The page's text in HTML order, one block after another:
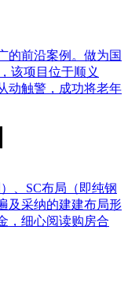
的前沿案例。做为国
该项目位于顺义
动触警，成功将老年
、SC布局（即纯钢
及采纳的建建布局形
，细心阅读购房合